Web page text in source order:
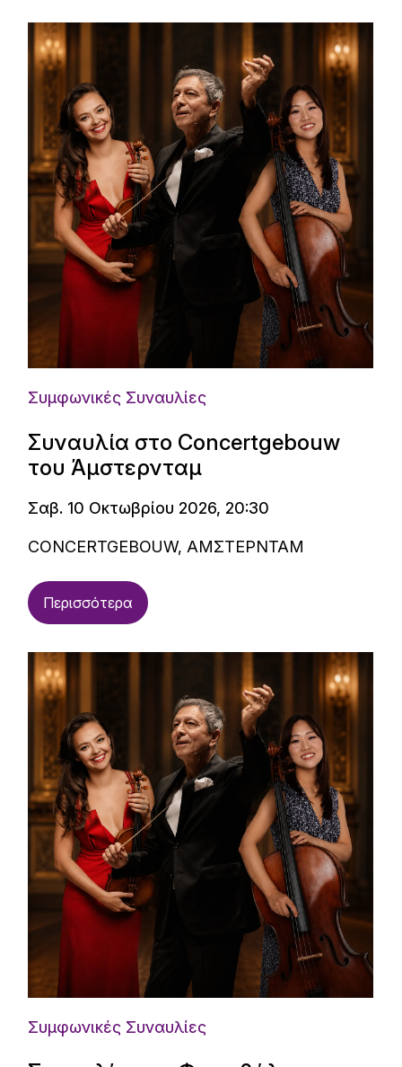
Συμφωνικές Συναυλίες
Συναυλία στο Concertgebouw
του Άμστερνταμ
Σαβ. 10 Οκτωβρίου 2026, 20:30
CONCERTGEBOUW, ΑΜΣΤΕΡΝΤΑΜ
Περισσότερα
Συμφωνικές Συναυλίες